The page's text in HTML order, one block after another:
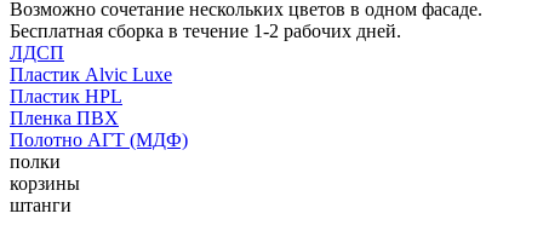
Возможно сочетание нескольких цветов в одном фасаде.
Бесплатная сборка в течение 1-2 рабочих дней.
ЛДСП
Пластик Alvic Luxe
Пластик HPL
Пленка ПВХ
Полотно АГТ (МДФ)
полки
корзины
штанги